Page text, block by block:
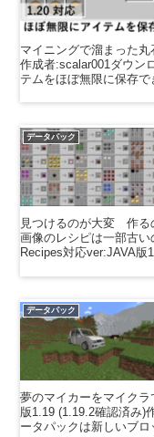
マイニングで溜まった
作成者:scalar001ダウン
テムをほぼ無限に保存で
データパック
見つけるのが大変 作る
画像のレシピは一部古
Recipes対応ver:JAVA版
データパック
夢のマイカーをマイク
版1.19 (1.19.2確認済み)
ータパックは新しいブロ